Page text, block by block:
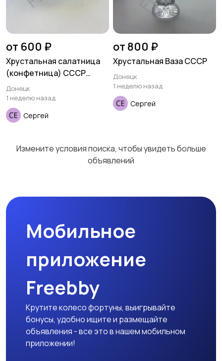
от 600 ₽
Хрустальная салатница
(конфетница) СССР
ладья
Донецк
1 неделю назад
Сергей
от 800 ₽
Хрустальная Ваза СССР
Донецк
1 неделю назад
Сергей
Измените условия поиска, чтобы увидеть больше
объявлений
Мобильное
приложение
Freebby
Крутите колесо фортуны, выигрывайте
бонусы, удобно ищите и размещайте
объявления - все это в нашем мобильном
приложении!